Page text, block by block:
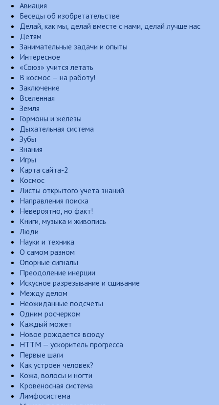
Авиация
Беседы об изобретательстве
Делай, как мы, делай вместе с нами, делай лучше нас
Детям
Занимательные задачи и опыты
Интересное
«Союз» учится летать
В космос — на работу!
Заключение
Вселенная
Земля
Гормоны и железы
Дыхательная система
Зубы
Знания
Игры
Карта сайта-2
Космос
Листы открытого учета знаний
Направления поиска
Невероятно, но факт!
Книги, музыка и живопись
Люди
Науки и техника
О самом разном
Опорные сигналы
Преодоление инерции
Искусное разрезывание и сшивание
Между делом
Неожиданные подсчеты
Одним росчерком
Каждый может
Новое рождается всюду
НТТМ — ускоритель прогресса
Первые шаги
Как устроен человек?
Кожа, волосы и ногти
Кровеносная система
Лимфосистема